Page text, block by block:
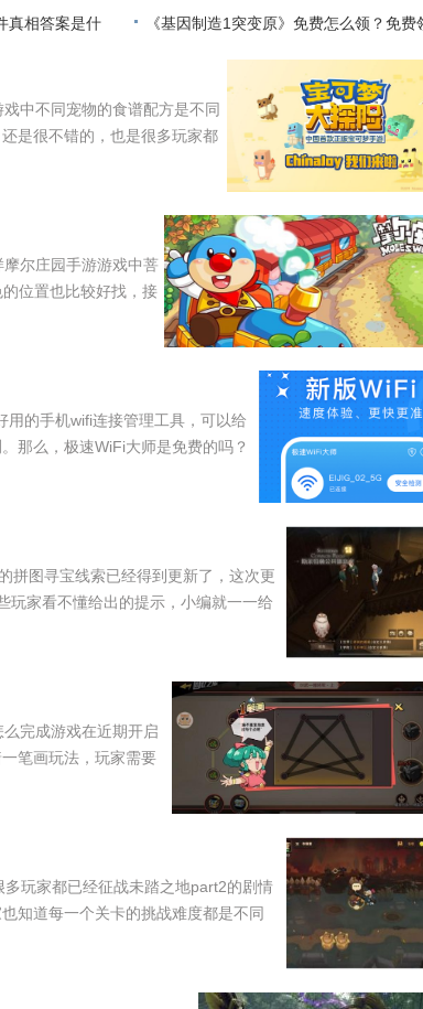
关
真相答案是什
《基因制造1突变原》免费怎么领？免费
中不同宠物的食谱配方是不同
是很不错的，也是很多玩家都
尔庄园手游游戏中菩
位置也比较好找，接
的手机wifi连接管理工具，可以给
那么，极速WiFi大师是免费的吗？
拼图寻宝线索已经得到更新了，这次更
玩家看不懂给出的提示，小编就一一给
完成游戏在近期开启
笔画玩法，玩家需要
玩家都已经征战未踏之地part2的剧情
知道每一个关卡的挑战难度都是不同